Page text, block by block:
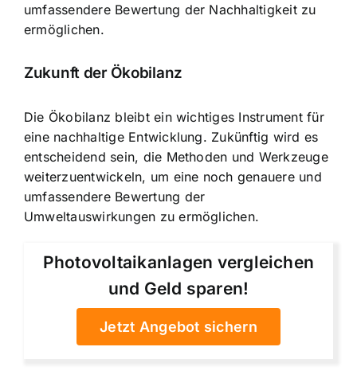
umfassendere Bewertung der Nachhaltigkeit zu
ermöglichen.
Zukunft der Ökobilanz
Die Ökobilanz bleibt ein wichtiges Instrument für
eine nachhaltige Entwicklung. Zukünftig wird es
entscheidend sein, die Methoden und Werkzeuge
weiterzuentwickeln, um eine noch genauere und
umfassendere Bewertung der
Umweltauswirkungen zu ermöglichen.
Photovoltaikanlagen vergleichen
und Geld sparen!
Jetzt Angebot sichern